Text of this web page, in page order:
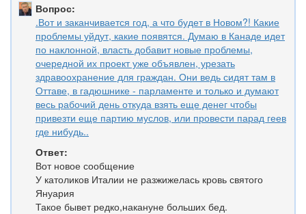
Вопрос:
.Вот и заканчивается год, а что будет в Новом?! Какие
проблемы уйдут, какие появятся. Думаю в Канаде идет
по наклонной, власть добавит новые проблемы,
очередной их проект уже объявлен, урезать
здравоохранение для граждан. Они ведь сидят там в
Оттаве, в гадюшнике - парламенте и только и думают
весь рабочий день откуда взять еще денег чтобы
привезти еще партию муслов, или провести парад геев
где нибудь..
Ответ:
Вот новое сообщение
У католиков Италии не разжижелась кровь святого
Януария
Такое бывет редко,накануне больших бед.